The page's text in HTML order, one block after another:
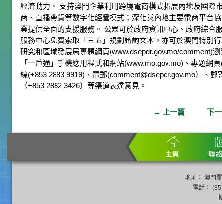
經濟動力。 支持澳門企業利用跨境電商模式拓展內地及國際
商、直播帶貨等數字化經營模式；深化與內地主要電商平台
業提供全面的支援服務。 公眾可於政府資訊中心、政府綜合
服務中心免費索取「三五」規劃諮詢文本，亦可於澳門特別
研究和區域發展局專題網頁(www.dsepdr.gov.mo/comment)
「一戶通」手機應用程式和網站(www.mo.gov.mo)、專題網
線(+853 2883 9919)、電郵(comment@dsepdr.gov.mo）、
（+853 2882 3426）等渠道表達意見。
← 上一篇 下
地址： 澳門
電話：